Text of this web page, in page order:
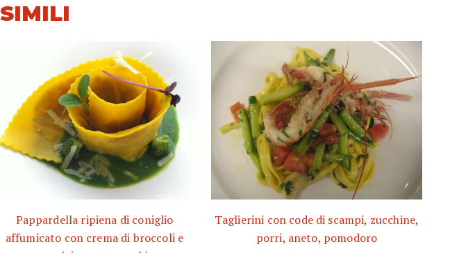
Pappardella ripiena di coniglio
affumicato con crema di broccoli e
Taglierini con code di scampi, zucchine,
porri, aneto, pomodoro